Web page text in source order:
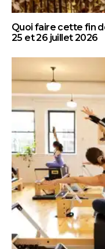
Quoi faire cette fin
25 et 26 juillet 2026